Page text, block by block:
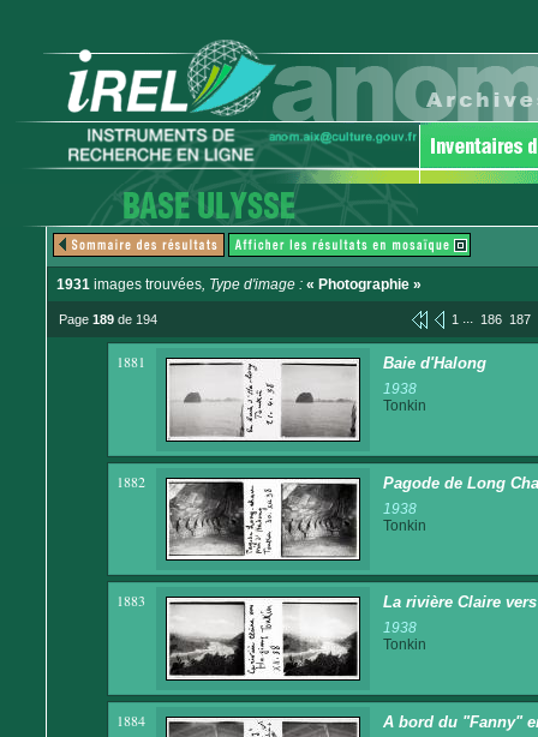
1931 images trouvées, Type d'image : « Photographie »
Page 189 de 194 1 ... 186 187
1881 Baie d'Halong
1938
Tonkin
1882 Pagode de Long
1938
Tonkin
1883 La rivière Claire
1938
Tonkin
1884 A bord du "Fanny"